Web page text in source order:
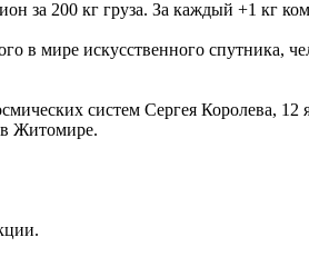
за 200 кг груза. За каждый +1 кг
мире искусственного спутника,
систем Сергея Королева, 12
в Житомире.